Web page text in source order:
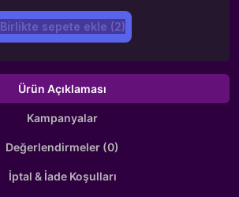
Birlikte sepete ekle (2)
Ürün Açıklaması
Kampanyalar
Değerlendirmeler (0)
İptal & İade Koşulları